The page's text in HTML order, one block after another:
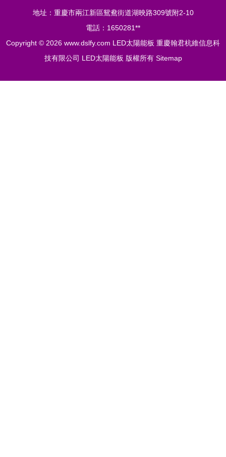
地址：重慶市兩江新區鴛鴦街道湖映路309號附2-10
電話：1650281**
Copyright © 2026 www.dslfy.com LED太陽能板 重慶翰君杭維信息科
技有限公司 LED太陽能板 版權所有 Sitemap